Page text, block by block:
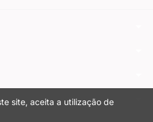
site, aceita a utilização de